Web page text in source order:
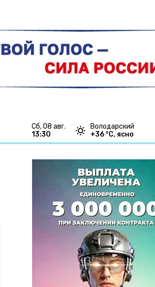
сб, 08 авг.
13:30
Володарский
+36 °С, ясно